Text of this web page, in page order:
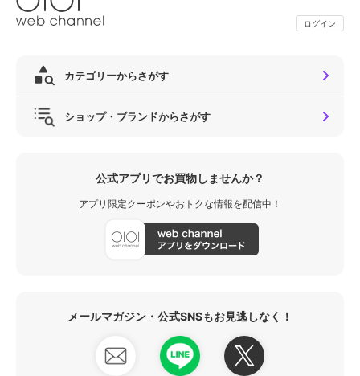
ログイン
カテゴリーからさがす
ショップ・ブランドからさがす
公式アプリでお買物しませんか？
アプリ限定クーポンやおトクな情報を配信中！
メールマガジン・公式SNSもお見逃しなく！